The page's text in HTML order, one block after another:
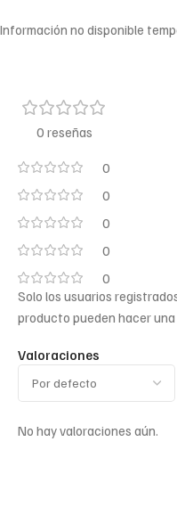
Información no disponible
0 reseñas
0
0
0
0
0
Valoraciones
No hay valoraciones aún.
Solo los usuarios
producto pueden hacer